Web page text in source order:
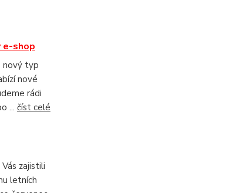
e-shop
nový typ
nové
rádi
... číst celé
zajistili
letních